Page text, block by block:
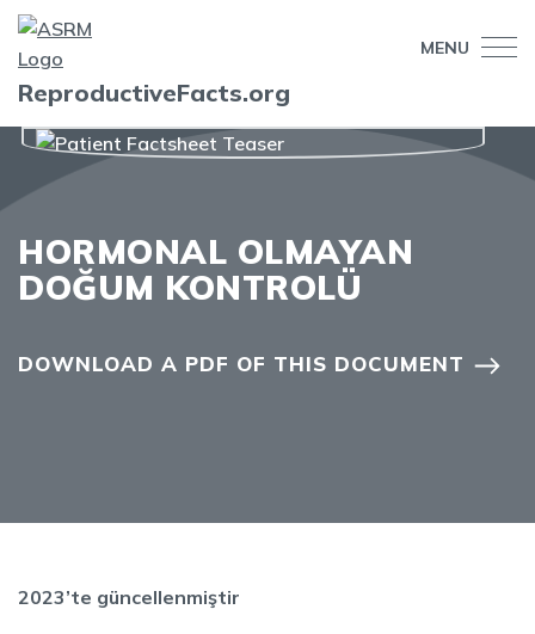
MENU
ReproductiveFacts.org
HORMONAL OLMAYAN
DOĞUM KONTROLÜ
DOWNLOAD A PDF OF THIS DOCUMENT
2023’te güncellenmiştir